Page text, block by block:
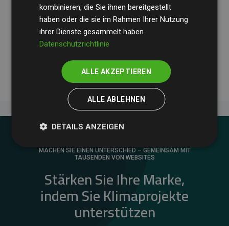
Ihre Prüfungen belegen, dass unsere Investitionen in
Klimaschutzprojekte im Durchschnitt200 % der
geschätzten CO₂-Emissionender teilnehmenden
Websites kompensieren – ein klarer Nachweis für die
messbare Klimawirkung unseres Ansatzes.
MACHEN SIE EINEN UNTERSCHIED – GEMEINSAM MIT
TAUSENDEN VON WEBSITES
Stärken Sie Ihre Marke,
indem Sie Klimaprojekte
unterstützen
kombinieren, die Sie ihnen bereitgestellt
haben oder die sie im Rahmen Ihrer Nutzung
ihrer Dienste gesammelt haben.
Datenschutzrichtlinie
ALLE AKZEPTIEREN
ALLE ABLEHNEN
DETAILS ANZEIGEN